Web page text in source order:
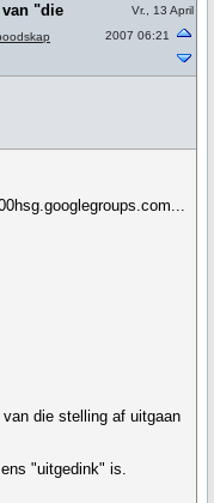
van "die
Vr., 13 April
2007 06:21
die stelling af uitgaan
"uitgedink" is.